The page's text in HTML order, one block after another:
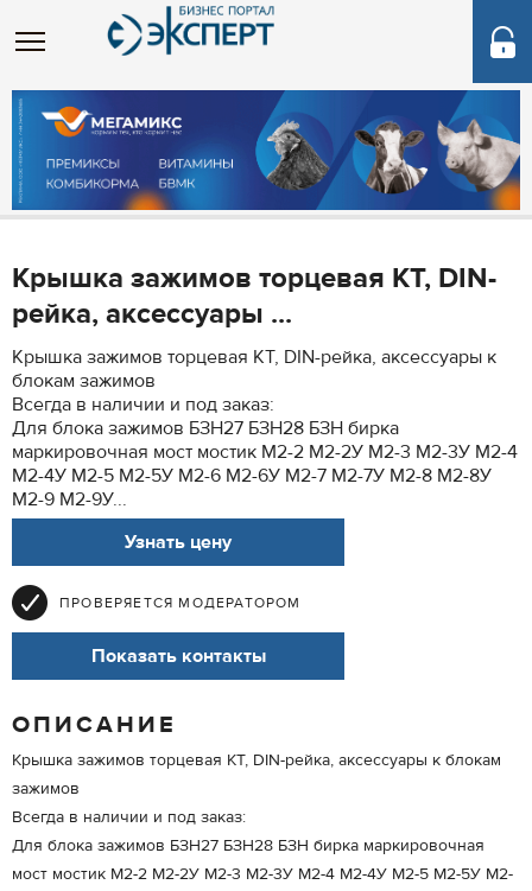
Крышка зажимов торцевая КТ, DIN-
рейка, аксессуары ...
Крышка зажимов торцевая КТ, DIN-рейка, аксессуары к
блокам зажимов
Всегда в наличии и под заказ:
Для блока зажимов БЗН27 БЗН28 БЗН бирка
маркировочная мост мостик М2-2 М2-2У М2-3 М2-3У М2-4
М2-4У М2-5 М2-5У М2-6 М2-6У М2-7 М2-7У М2-8 М2-8У
М2-9 М2-9У...
Узнать цену
ПРОВЕРЯЕТСЯ МОДЕРАТОРОМ
Показать контакты
ОПИСАНИЕ
Крышка зажимов торцевая КТ, DIN-рейка, аксессуары к блокам
зажимов
Всегда в наличии и под заказ:
Для блока зажимов БЗН27 БЗН28 БЗН бирка маркировочная
мост мостик М2-2 М2-2У М2-3 М2-3У М2-4 М2-4У М2-5 М2-5У М2-